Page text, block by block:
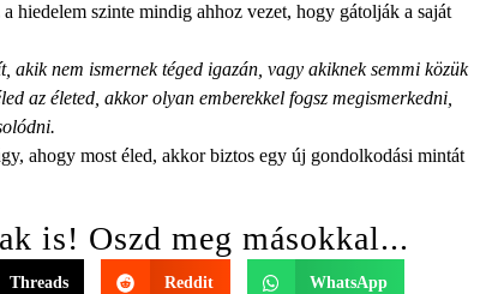
hiedelem szinte mindig ahhoz vezet, hogy gátolják a saját
akik nem ismernek téged igazán, vagy akiknek semmi közük
az életed, akkor olyan emberekkel fogsz megismerkedni,
ahogy most éled, akkor biztos egy új gondolkodási mintát
is! Oszd meg másokkal...
Threads Reddit WhatsApp